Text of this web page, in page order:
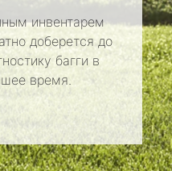
инвентарем
доберется до
багги в
время.